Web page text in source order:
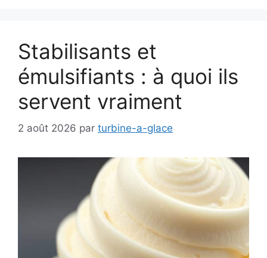
Stabilisants et
émulsifiants : à quoi ils
servent vraiment
2 août 2026 par turbine-a-glace